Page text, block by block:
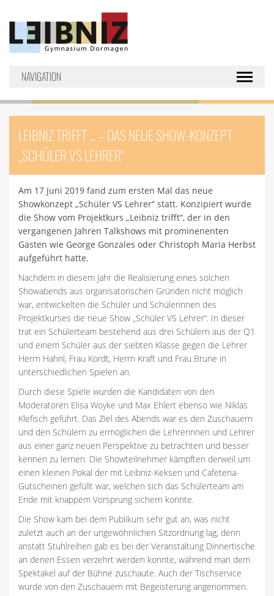
NAVIGATION Toggle
LEIBNIZ TRIFFT … – DAS NEUE SHOW-KONZEPT
„SCHÜLER VS LEHRER“
Am 17 Juni 2019 fand zum ersten Mal das neue
Showkonzept „Schüler VS Lehrer“ statt. Konzipiert wurde
die Show vom Projektkurs „Leibniz trifft“, der in den
vergangenen Jahren Talkshows mit prominenenten
Gästen wie George Gonzales oder Christoph Maria Herbst
aufgeführt hatte.
Nachdem in diesem Jahr die Realisierung eines solchen
Showabends aus organisatorischen Gründen nicht möglich
war, entwickelten die Schüler und Schülerinnen des
Projektkurses die neue Show „Schüler VS Lehrer“. In dieser
trat ein Schülerteam bestehend aus drei Schülern aus der Q1
und einem Schüler aus der siebten Klasse gegen die Lehrer
Herrn Hahnl, Frau Kordt, Herrn Kraft und Frau Brune in
unterschiedlichen Spielen an.
Durch diese Spiele wurden die Kandidaten von den
Moderatoren Elisa Woyke und Max Ehlert ebenso wie Niklas
Klefisch geführt. Das Ziel des Abends war es den Zuschauern
und den Schülern zu ermöglichen die Lehrerinnen und Lehrer
aus einer ganz neuen Perspektive zu betrachten und besser
kennen zu lernen. Die Showteilnehmer kämpften derweil um
einen kleinen Pokal der mit Leibniz-Keksen und Cafeteria-
Gutscheinen gefüllt war, welchen sich das Schülerteam am
Ende mit knappem Vorsprung sichern konnte.
Die Show kam bei dem Publikum sehr gut an, was nicht
zuletzt auch an der ungewöhnlichen Sitzordnung lag, denn
anstatt Stuhlreihen gab es bei der Veranstaltung Dinnertische
an denen Essen verzehrt werden konnte, während man dem
Spektakel auf der Bühne zuschaute. Auch der Tischservice
wurde von den Zuschauern mit Begeisterung angenommen.